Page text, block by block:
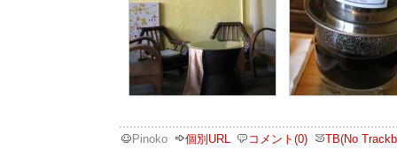
Pinoko 個別URL コメント(0) TB(No